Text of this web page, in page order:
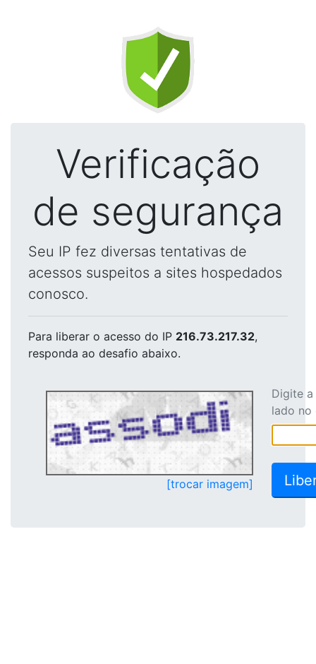
Verificação
de segurança
Seu IP fez diversas tentativas de
acessos suspeitos a sites hospedados
conosco.
Para liberar o acesso do IP 216.73.217.32,
responda ao desafio abaixo.
[trocar imagem]
Digite
lado no